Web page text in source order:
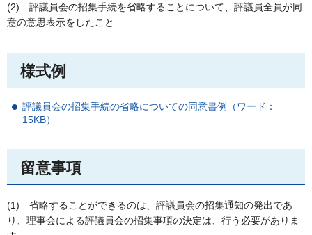
(2) 評議員会の招集手続を省略することについて、評議員全員が同
意の意思表示をしたこと
様式例
評議員会の招集手続の省略についての同意書例（ワード：
15KB）
留意事項
(1) 省略することができるのは、評議員会の招集通知の発出であ
り、理事会による評議員会の招集事項の決定は、行う必要がありま